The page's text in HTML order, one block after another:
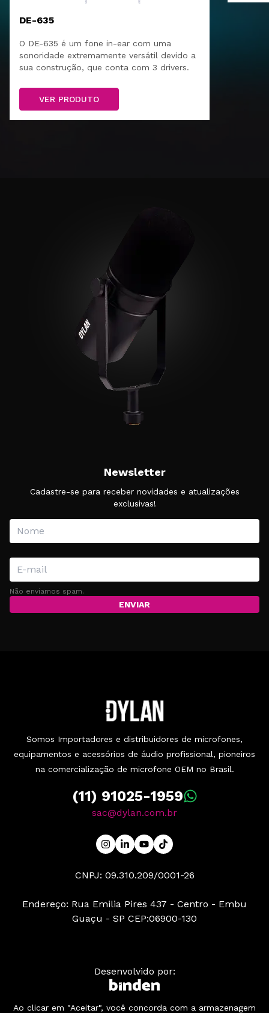
DE-635
O DE-635 é um fone in-ear com uma
sonoridade extremamente versátil devido a
sua construção, que conta com 3 drivers.
VER PRODUTO
Newsletter
Cadastre-se para receber novidades e atualizações
exclusivas!
Não enviamos spam.
ENVIAR
Somos Importadores e distribuidores de microfones,
equipamentos e acessórios de áudio profissional, pioneiros
na comercialização de microfone OEM no Brasil.
(11) 91025-1959
sac@dylan.com.br
CNPJ: 09.310.209/0001-26
Endereço: Rua Emilia Pires 437 - Centro - Embu
Guaçu - SP CEP:06900-130
Desenvolvido por:
Ao clicar em "Aceitar", você concorda com a armazenagem